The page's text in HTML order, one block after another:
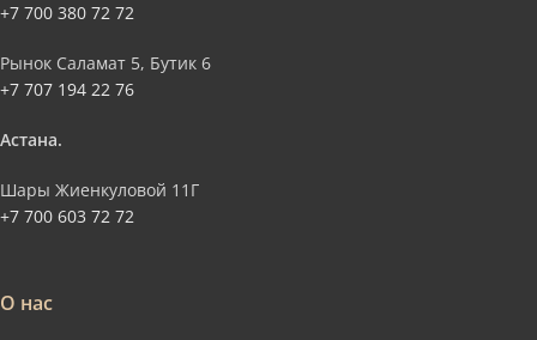
+7 700 380 72 72
Рынок Саламат 5, Бутик 6
+7 707 194 22 76
Астана.
Шары Жиенкуловой 11Г
+7 700 603 72 72
О нас